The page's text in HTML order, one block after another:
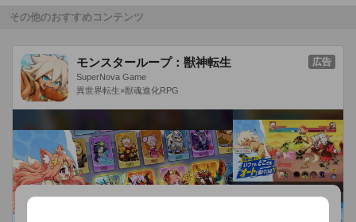
複数のiPhone/iPadの画面を1つにまとめて表示します。
**** 注意 ****
- マルチモードでは、iPhone/iPadのBluetoothをオンにしてくだ
さい。
Wi-Fiをオフにすることで、安定動作することがあります。
その他のおすすめコンテンツ
モンスターループ：獣神転生
SuperNova Game
異世界転生×獣魂進化RPG
広告